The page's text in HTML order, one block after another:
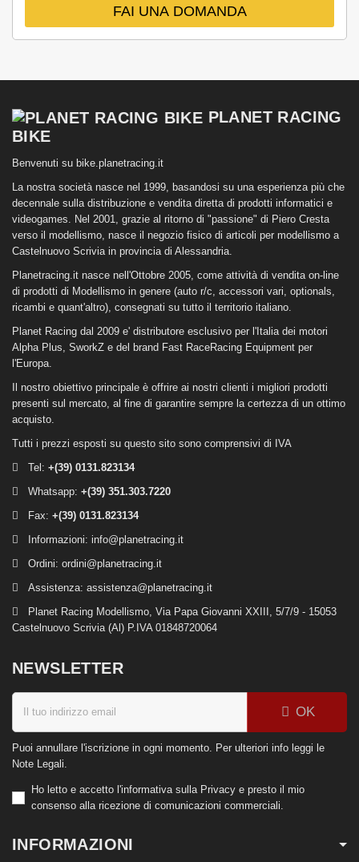
FAI UNA DOMANDA
PLANET RACING
BIKE
Benvenuti su bike.planetracing.it
La nostra società nasce nel 1999, basandosi su una esperienza più che
decennale sulla distribuzione e vendita diretta di prodotti informatici e
videogames. Nel 2001, grazie al ritorno di "passione" di Piero Cresta
verso il modellismo, nasce il negozio fisico di articoli per modellismo a
Castelnuovo Scrivia in provincia di Alessandria.
Planetracing.it nasce nell'Ottobre 2005, come attività di vendita on-line
di prodotti di Modellismo in genere (auto r/c, accessori vari, optionals,
ricambi e quant'altro), consegnati su tutto il territorio italiano.
Planet Racing dal 2009 e' distributore esclusivo per l'Italia dei motori
Alpha Plus, SworkZ e del brand Fast RaceRacing Equipment per
l'Europa.
Il nostro obiettivo principale è offrire ai nostri clienti i migliori prodotti
presenti sul mercato, al fine di garantire sempre la certezza di un ottimo
acquisto.
Tutti i prezzi esposti su questo sito sono comprensivi di IVA
Tel: +(39) 0131.823134
Whatsapp: +(39) 351.303.7220
Fax: +(39) 0131.823134
Informazioni: info@planetracing.it
Ordini: ordini@planetracing.it
Assistenza: assistenza@planetracing.it
Planet Racing Modellismo, Via Papa Giovanni XXIII, 5/7/9 - 15053
Castelnuovo Scrivia (Al) P.IVA 01848720064
NEWSLETTER
OK
Puoi annullare l'iscrizione in ogni momento. Per ulteriori info leggi le
Note Legali.
Ho letto e accetto l'informativa sulla Privacy e presto il mio
consenso alla ricezione di comunicazioni commerciali.
INFORMAZIONI